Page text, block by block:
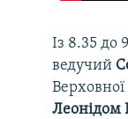
Із 8.35 до
ведучий
Леонідом